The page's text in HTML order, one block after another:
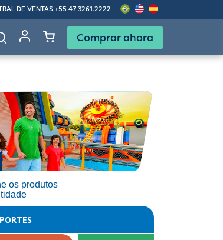
DE VENTAS +55 47 3261.2222
Comprar ahora
os produtos